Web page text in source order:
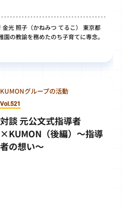
光 照子（かねみつ てるこ） 東京都
の教諭を務めたのち子育てに専念。
KUMONグループの活動
Vol.521
対談 元公文式指導者
×KUMON（後編）～指導
者の想い～